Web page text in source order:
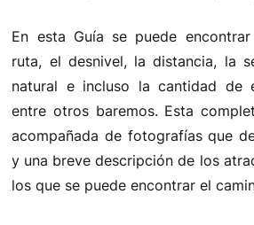
En esta Guía se puede
ruta, el desnivel, la distancia, la
natural e incluso la cantidad de
entre otros baremos. Esta
acompañada de fotografías que
y una breve descripción de los
los que se puede encontrar el